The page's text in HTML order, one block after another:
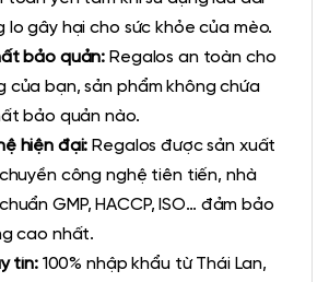
lo gây hại cho sức khỏe của mèo.
bảo quản: Regalos an toàn cho
của bạn, sản phẩm không chứa
bảo quản nào.
hiện đại: Regalos được sản xuất
công nghệ tiên tiến, nhà
GMP, HACCP, ISO… đảm bảo
cao nhất.
tín:100% nhập khẩu từ Thái Lan,